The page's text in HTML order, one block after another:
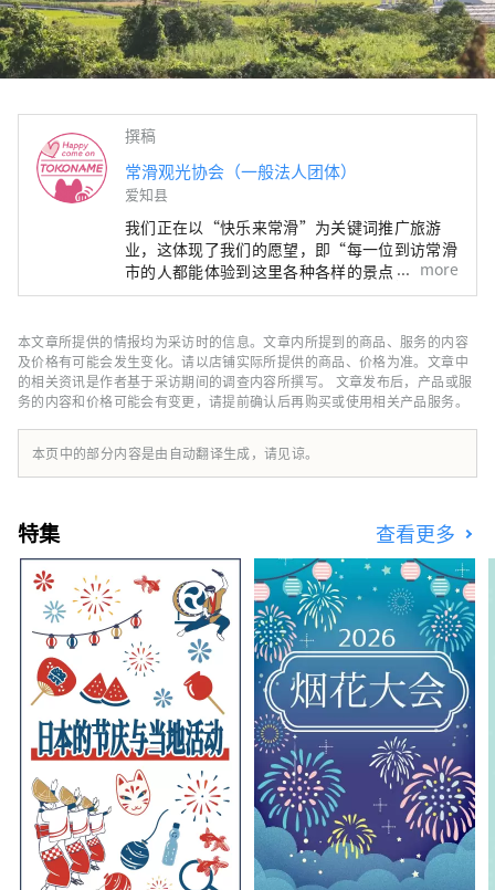
撰稿
常滑观光协会（一般法人团体）
爱知县
我们正在以“快乐来常滑”为关键词推广旅游
业，这体现了我们的愿望，即“每一位到访常滑
市的人都能体验到这里各种各样的景点，感受到
快乐和喜悦，并将‘幸福的力量’带回家，为明
more
本文章所提供的情报均为采访时的信息。文章内所提到的商品、服务的内容
及价格有可能会发生变化。请以店铺实际所提供的商品、价格为准。文章中
的相关资讯是作者基于采访期间的调查内容所撰写。 文章发布后，产品或服
务的内容和价格可能会有变更，请提前确认后再购买或使用相关产品服务。
本页中的部分内容是由自动翻译生成，请见谅。
特集 查看更多